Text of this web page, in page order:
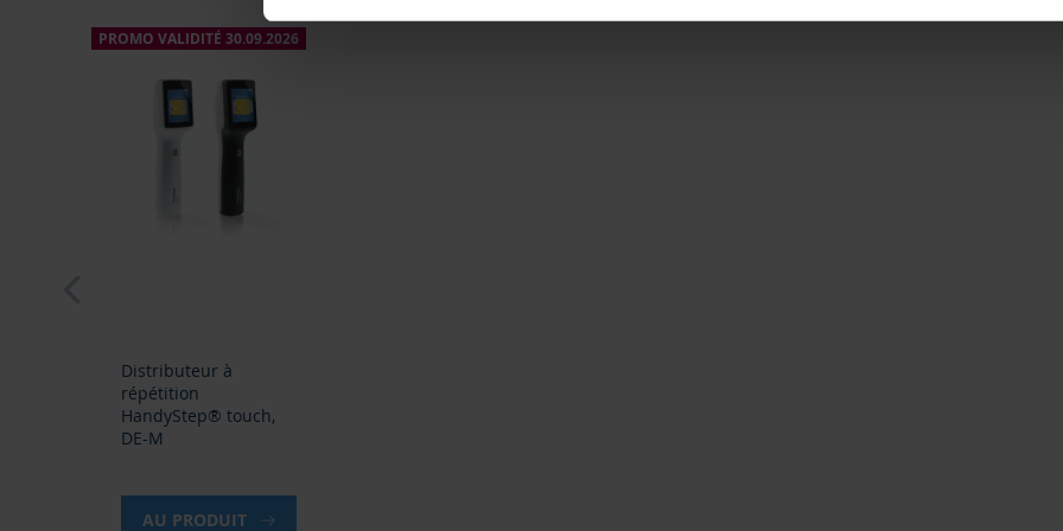
Distributeur à
répétition
HandyStep® touch,
DE-M
PROMO VALIDITÉ 30.09.2026
AU PRODUIT